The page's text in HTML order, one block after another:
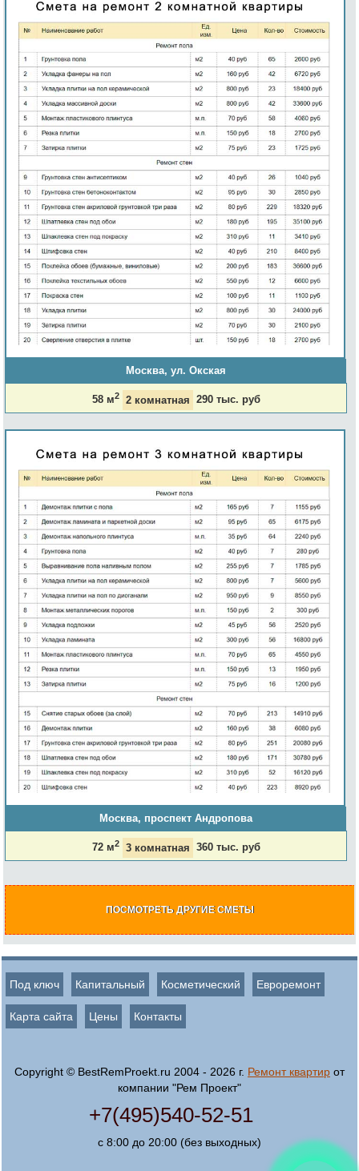
Москва, ул. Окская
58 м2 2 комнатная 290 тыс. руб
Москва, проспект Андропова
72 м2 3 комнатная 360 тыс. руб
ПОСМОТРЕТЬ ДРУГИЕ СМЕТЫ
Под ключ Капитальный Косметический Евроремонт
Карта сайта Цены Контакты
Copyright © BestRemProekt.ru 2004 - 2026 г. Ремонт квартирот
компании "Рем Проект"
+7(495)540-52-51
с 8:00 до 20:00 (без выходных)